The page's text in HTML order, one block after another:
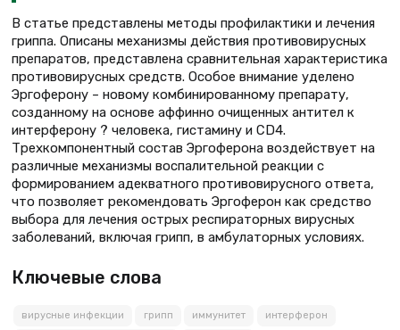
В статье представлены методы профилактики и лечения
гриппа. Описаны механизмы действия противовирусных
препаратов, представлена сравнительная характеристика
противовирусных средств. Особое внимание уделено
Эргоферону – новому комбинированному препарату,
созданному на основе аффинно очищенных антител к
интерферону ? человека, гистамину и CD4.
Трехкомпонентный состав Эргоферона воздействует на
различные механизмы воспалительной реакции с
формированием адекватного противовирусного ответа,
что позволяет рекомендовать Эргоферон как средство
выбора для лечения острых респираторных вирусных
заболеваний, включая грипп, в амбулаторных условиях.
Ключевые слова
вирусные инфекции грипп иммунитет интерферон